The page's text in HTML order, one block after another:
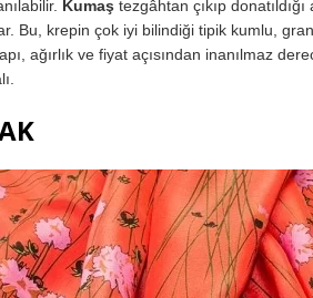
Kumaş tezgâhtan çıkıp
Bu, krepin çok iyi bilindiği tipik kumlu,
ağırlık ve fiyat açısından inanılmaz